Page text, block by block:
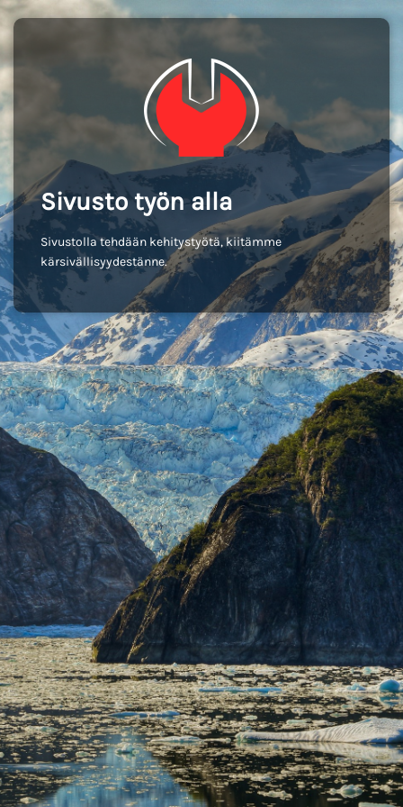
Sivusto työn alla
Sivustolla tehdään kehitystyötä, kiitämme
kärsivällisyydestänne.